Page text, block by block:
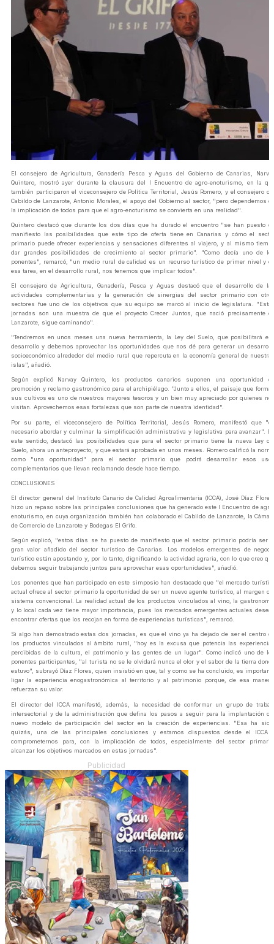
El consejero de Agricultura, Ganadería Pesca y Aguas del Gobierno de Canarias,
Quintero, mostró ayer durante la clausura del I Encuentro de agro-enoturismo, en la
también participaron el viceconsejero de Política Territorial, Jesús Romero, y el consejero
Cabildo de Lanzarote, Antonio Morales, el apoyo del Gobierno al sector, "pero dependemos
la implicación de todos para que el agro-enoturismo se convierta en una realidad".
Quintero destacó que durante los dos días que ha durado el encuentro "se han puesto
manifiesto las posibilidades que este tipo de oferta tiene en Canarias y cómo el
primario puede ofrecer experiencias y sensaciones diferentes al viajero, y al mismo
dar grandes posibilidades de crecimiento al sector primario". "Como decía uno de
ponentes", remarcó, "un medio rural de calidad es un recurso turístico de primer nivel y
esa tarea, en el desarrollo rural, nos tenemos que implicar todos".
El consejero de Agricultura, Ganadería, Pesca y Aguas destacó que el desarrollo de
actividades complementarias y la generación de sinergias del sector primario con
sectores fue uno de los objetivos que su equipo se marcó al inicio de legislatura.
jornadas son una muestra de que el proyecto Crecer Juntos, que nació precisamente
Lanzarote, sigue caminando".
"Tendremos en unos meses una nueva herramienta, la Ley del Suelo, que posibilitará
desarrollo y debemos aprovechar las oportunidades que nos dé para generar un
socioeconómico alrededor del medio rural que repercuta en la economía general de
islas", añadió.
Según explicó Narvay Quintero, los productos canarios suponen una oportunidad
promoción y reclamo gastronómico para el archipiélago. "Junto a ellos, el paisaje que
sus cultivos es uno de nuestros mayores tesoros y un bien muy apreciado por quienes
visitan. Aprovechemos esas fortalezas que son parte de nuestra identidad".
Por su parte, el viceconsejero de Política Territorial, Jesús Romero, manifestó que
necesario abordar y culminar la simplificación administrativa y legislativa para avanzar".
este sentido, destacó las posibilidades que para el sector primario tiene la nueva Ley
Suelo, ahora un anteproyecto, y que estará aprobada en unos meses. Romero calificó la
como "una oportunidad" para el sector primario que podrá desarrollar esos
complementarios que llevan reclamando desde hace tiempo.
CONCLUSIONES
El director general del Instituto Canario de Calidad Agroalimentaria (ICCA), José Díaz
hizo un repaso sobre las principales conclusiones que ha generado este I Encuentro de
enoturismo, en cuya organización también han colaborado el Cabildo de Lanzarote, la
de Comercio de Lanzarote y Bodegas El Grifo.
Según explicó, "estos días se ha puesto de manifiesto que el sector primario podría ser
gran valor añadido del sector turístico de Canarias. Los modelos emergentes de
turístico están apostando y, por lo tanto, dignificando la actividad agraria, con lo que creo
debemos seguir trabajando juntos para aprovechar esas oportunidades", añadió.
Los ponentes que han participado en este simposio han destacado que "el mercado
actual ofrece al sector primario la oportunidad de ser un nuevo agente turístico, al margen
sistema convencional. La realidad actual de los productos vinculados al vino, la
y lo local cada vez tiene mayor importancia, pues los mercados emergentes actuales
encontrar ofertas que los recojan en forma de experiencias turísticas", remarcó.
Si algo han demostrado estas dos jornadas, es que el vino ya ha dejado de ser el centro
los productos vinculados al ámbito rural, "hoy es la excusa que potencia las
percibidas de la cultura, el patrimonio y las gentes de un lugar". Como indicó uno de
ponentes participantes, "al turista no se le olvidará nunca el olor y el sabor de la tierra
estuvo", subrayó Díaz Flores, quien insistió en que, tal y como se ha concluido, es
ligar la experiencia enogastronómica al territorio y al patrimonio porque, de esa
refuerzan su valor.
El director del ICCA manifestó, además, la necesidad de conformar un grupo de
intersectorial y de la administración que defina los pasos a seguir para la implantación
nuevo modelo de participación del sector en la creación de experiencias. "Esa ha
quizás, una de las principales conclusiones y estamos dispuestos desde el ICCA
comprometernos para, con la implicación de todos, especialmente del sector
alcanzar los objetivos marcados en estas jornadas".
Publicidad